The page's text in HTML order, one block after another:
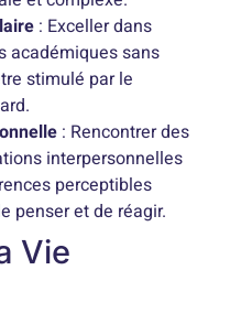
: Exceller dans
académiques sans
stimulé par le
: Rencontrer des
interpersonnelles
perceptibles
penser et de réagir.
Vie